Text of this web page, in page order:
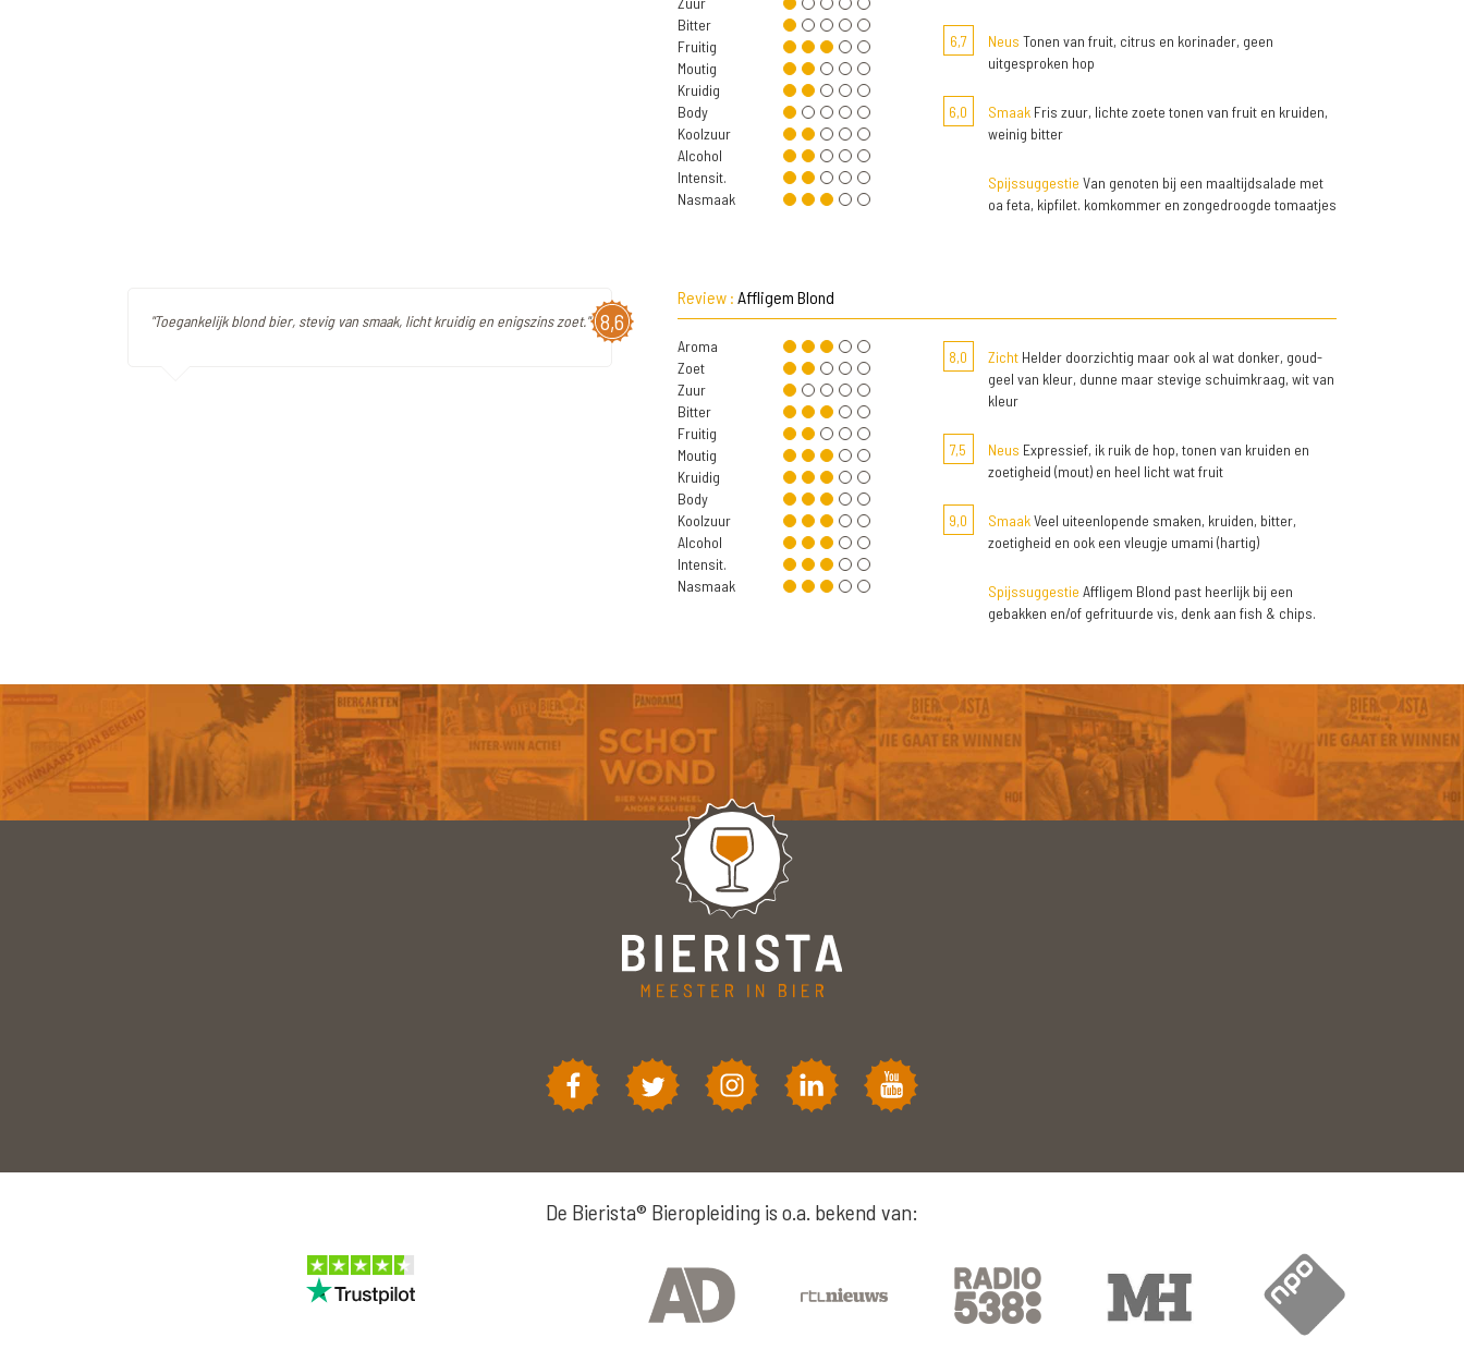
Bitter
Fruitig
Moutig
Kruidig
Body
Koolzuur
Alcohol
Intensit.
Nasmaak
6,7 Neus Tonen van fruit, citrus en korinader, geen
uitgesproken hop
6,0 SmaakFris zuur, lichte zoete tonen van fruit en kruiden,
weinig bitter
Spijssuggestie Van genoten bij een maaltijdsalade met
oa feta, kipfilet. komkommer en zongedroogde tomaatjes
8,6
"Toegankelijk blond bier, stevig van smaak, licht kruidig en enigszins zoet."
Review : Affligem Blond
Aroma
Zoet
Zuur
Bitter
Fruitig
Moutig
Kruidig
Body
Koolzuur
Alcohol
Intensit.
Nasmaak
8,0 ZichtHelder doorzichtig maar ook al wat donker, goud-
geel van kleur, dunne maar stevige schuimkraag, wit van
kleur
7,5 Neus Expressief, ik ruik de hop, tonen van kruiden en
zoetigheid (mout) en heel licht wat fruit
9,0 SmaakVeel uiteenlopende smaken, kruiden, bitter,
zoetigheid en ook een vleugje umami (hartig)
Spijssuggestie Affligem Blond past heerlijk bij een
gebakken en/of gefrituurde vis, denk aan fish & chips.
De Bierista® Bieropleiding is o.a. bekend van: